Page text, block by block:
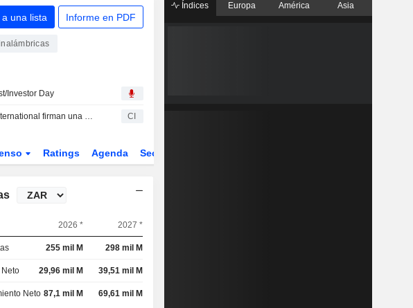
una lista Informe en PDF
Investor Day
MTN Group Fintech y Ant International firman una alianza estratégica para acelerar la transformación del ecosistema de dinero móvil CI
Ratings Agenda Sector
2026 * 2027 *
255 mil M 298 mil M
Neto 29,96 mil M 39,51 mil M
Neto 87,1 mil M 69,61 mil M
Índices Europa América Asia